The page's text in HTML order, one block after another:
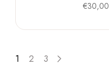
€30,00
1 2 3